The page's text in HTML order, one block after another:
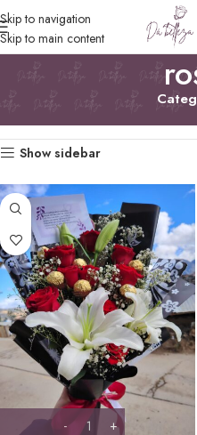
Skip to navigation
Skip to main content
Show sidebar